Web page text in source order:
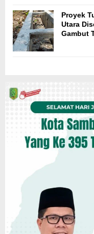
Proyek
Utara
Gambut